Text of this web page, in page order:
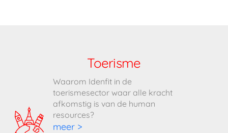
Toerisme
Waarom Idenfit in de
toerismesector waar alle kracht
afkomstig is van de human
resources?
meer >